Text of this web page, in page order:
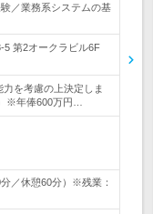
／業務系システムの基
5 第2オークラビル6F
を考慮の上決定しま
※年俸600万円…
／休憩60分）※残業：